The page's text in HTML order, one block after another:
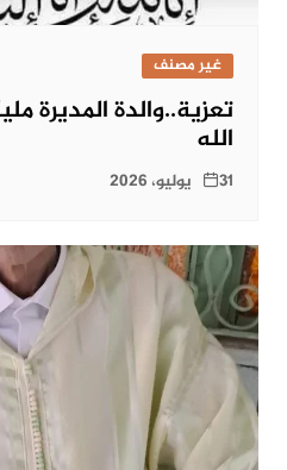
غير مصنف
تعزية..والدة المديرة
الله
31 يوليو، 2026